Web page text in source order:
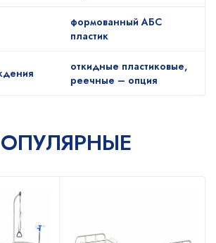
формованный АБС
пластик
откидные пластиковые,
реечные – опция